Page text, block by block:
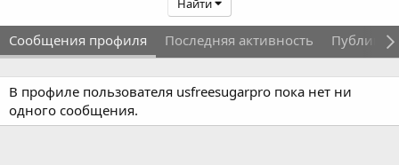
Найти
Сообщения профиля Последняя активность
В профиле пользователя usfreesugarpro пока нет ни
одного сообщения.